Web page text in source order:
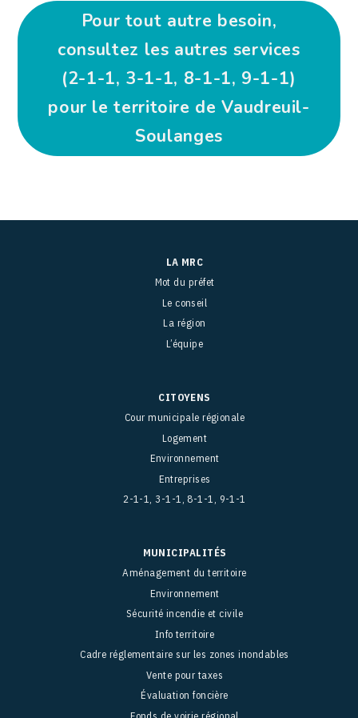
Pour tout autre besoin,
consultez les autres services
(2-1-1, 3-1-1, 8-1-1, 9-1-1)
pour le territoire de Vaudreuil-
Soulanges
LA MRC
Mot du préfet
Le conseil
La région
L’équipe
CITOYENS
Cour municipale régionale
Logement
Environnement
Entreprises
2-1-1, 3-1-1, 8-1-1, 9-1-1
MUNICIPALITÉS
Aménagement du territoire
Environnement
Sécurité incendie et civile
Info territoire
Cadre réglementaire sur les zones inondables
Vente pour taxes
Évaluation foncière